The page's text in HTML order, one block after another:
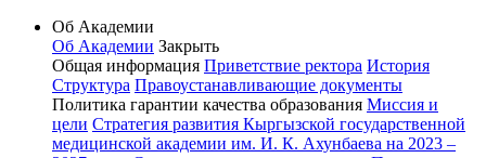
Об Академии
Об Академии Закрыть
Общая информация Приветствие ректора История
Структура Правоустанавливающие документы
Политика гарантии качества образования Миссия и
цели Стратегия развития Кыргызской государственной
медицинской академии им. И. К. Ахунбаева на 2023 –